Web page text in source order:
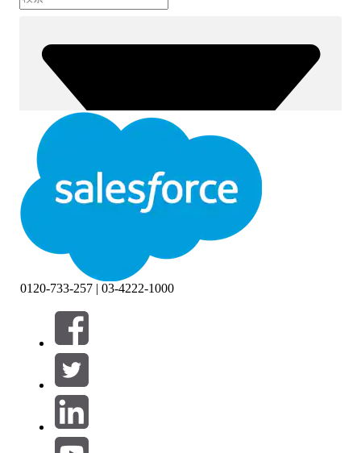
絞り込み条件 (0)
絞り込み条件を選択
製品エリア
0120-733-257 | 03-4222-1000